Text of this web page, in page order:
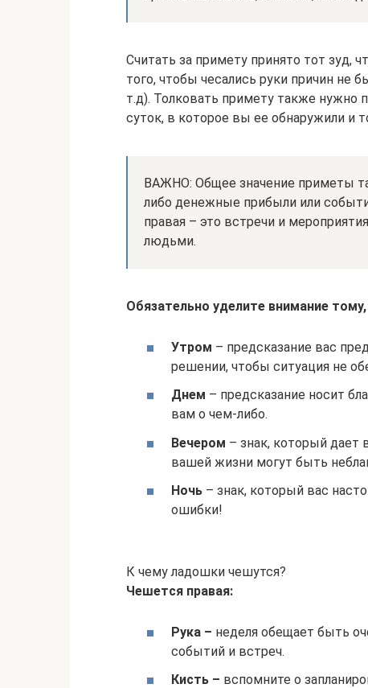
Считать за примету принято тот зуд,
того, чтобы чесались руки причин не
т.д). Толковать примету также нужно
суток, в которое вы ее обнаружили и
ВАЖНО: Общее значение приметы
либо денежные прибыли или
правая – это встречи и
людьми.
Обязательно уделите внимание
Утром – предсказание вас
решении, чтобы ситуация не
Днем – предсказание носит
вам о чем-либо.
Вечером – знак, который дает
вашей жизни могут быть
Ночь – знак, который вас
ошибки!
К чему ладошки чешутся?
Чешется правая:
Рука – неделя обещает быть
событий и встреч.
Кисть – вспомните о